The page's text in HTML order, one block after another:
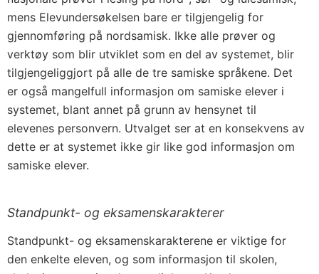
mens Elevundersøkelsen bare er tilgjengelig for
gjennomføring på nordsamisk. Ikke alle prøver og
verktøy som blir utviklet som en del av systemet, blir
tilgjengeliggjort på alle de tre samiske språkene. Det
er også mangelfull informasjon om samiske elever i
systemet, blant annet på grunn av hensynet til
elevenes personvern. Utvalget ser at en konsekvens av
dette er at systemet ikke gir like god informasjon om
samiske elever.
Standpunkt- og eksamenskarakterer
Standpunkt- og eksamenskarakterene er viktige for
den enkelte eleven, og som informasjon til skolen,